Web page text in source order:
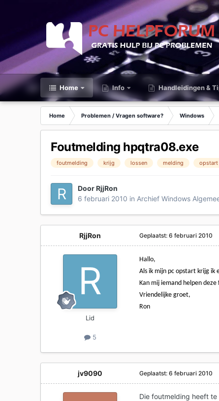
Home Info Handleidingen &
Home Problemen / Vragen software? Windows
Foutmelding hpqtra08.exe
foutmelding krijg lossen melding opstart
DoorRjjRon
6 februari 2010 in Archief Windows
RjjRon
Lid
5
Geplaatst:6 februari 2010
Hallo,
Als ik mijn pc opstart krijg ik
Kan mij iemand helpen
Vriendelijke groet,
Ron
jv9090 Geplaatst:6 februari 2010
Die foutmelding heeft